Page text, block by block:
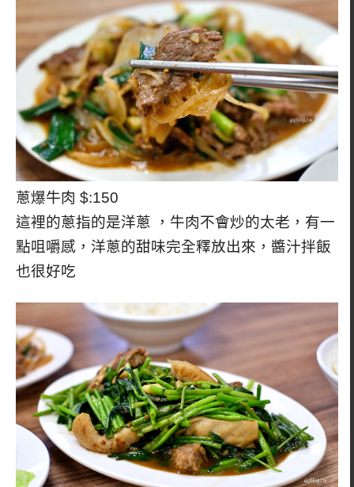
蔥爆牛肉 $:150
這裡的蔥指的是洋蔥 ，牛肉不會炒的太老，有一
點咀嚼感，洋蔥的甜味完全釋放出來，醬汁拌飯
也很好吃